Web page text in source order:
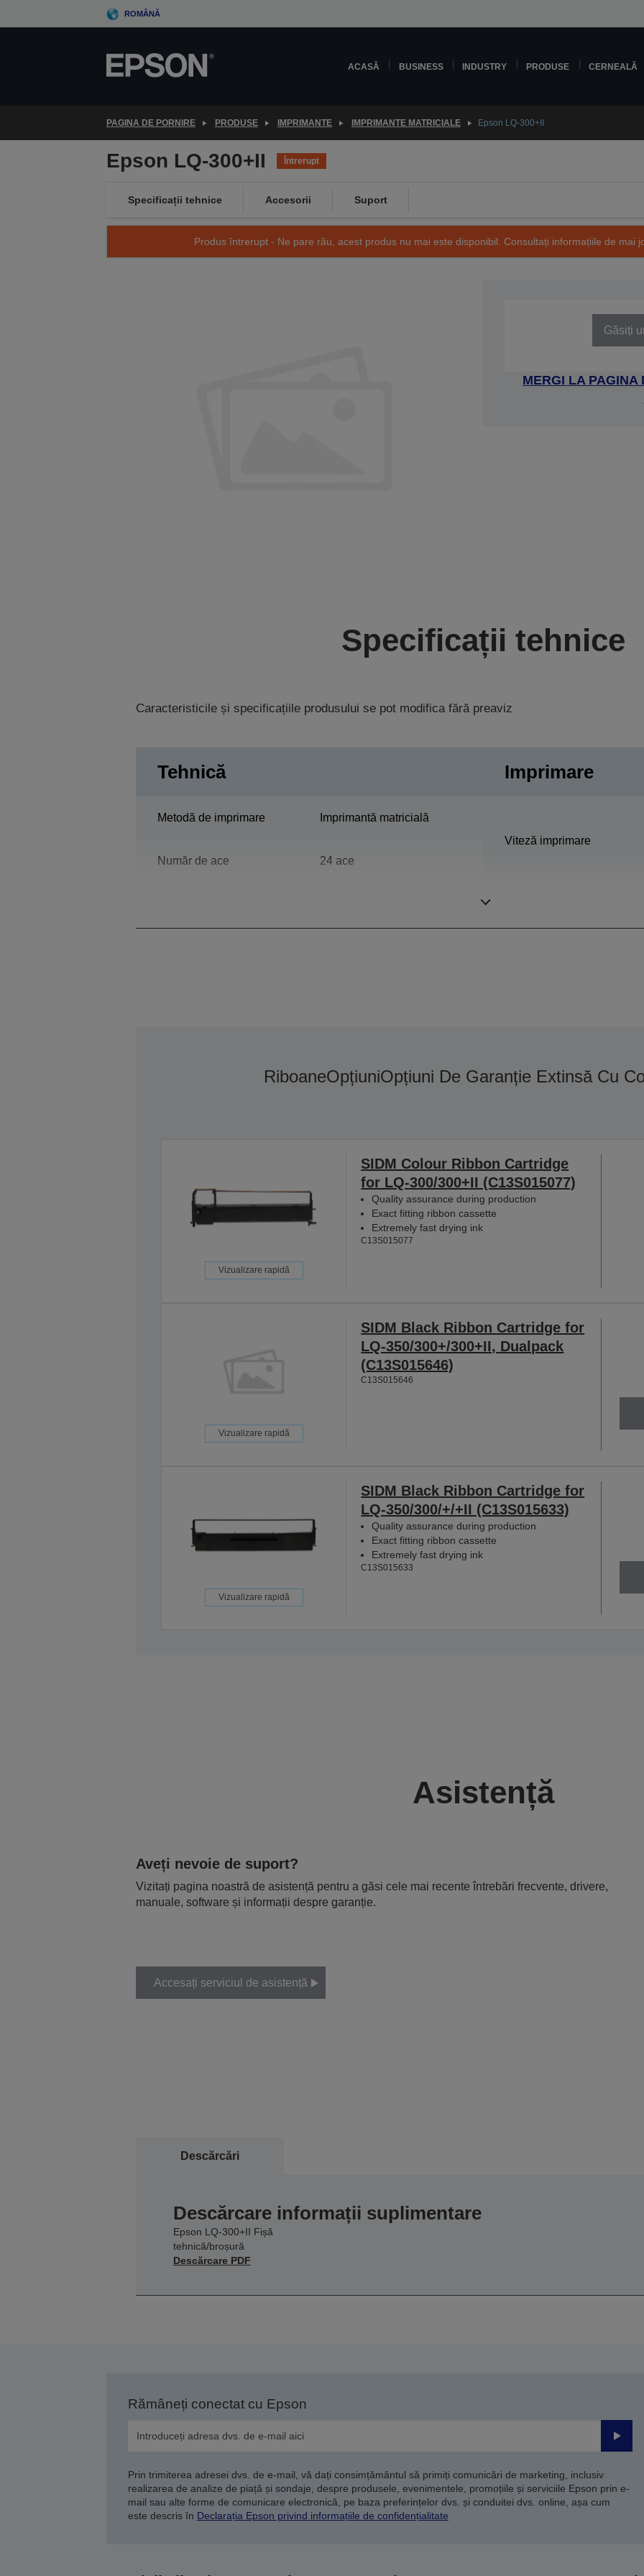
to
ROMÂNĂ
ACASĂ BUSINESS INDUSTRY PRODUSE CERNEALĂ
PAGINA DE PORNIRE PRODUSE IMPRIMANTE IMPRIMANTE MATRICIALE Epson LQ-300+II
Epson LQ-300+II Întrerupt
Specificații tehnice Accesorii Suport
Produs întrerupt - Ne pare rău, acest produs nu mai este disponibil. Consultați informațiile de mai
Găsiți
MERGI LA PAGINA
Specificații tehnice
Caracteristicile și specificațiile produsului se pot modifica fără preaviz
Tehnică
Metodă de imprimare Imprimantă matricială
Număr de ace 24 ace
Imprimare
Viteză imprimare
RiboaneOpțiuniOpțiuni De Garanție Extinsă Cu
Vizualizare rapidă
SIDM Colour Ribbon Cartridge
for LQ-300/300+II (C13S015077)
Quality assurance during production
Exact fitting ribbon cassette
Extremely fast drying ink
C13S015077
Vizualizare rapidă
SIDM Black Ribbon Cartridge for
LQ-350/300+/300+II, Dualpack
(C13S015646)
C13S015646
Vizualizare rapidă
SIDM Black Ribbon Cartridge for
LQ-350/300/+/+II (C13S015633)
Quality assurance during production
Exact fitting ribbon cassette
Extremely fast drying ink
C13S015633
Asistență
Aveți nevoie de suport?
Vizitați pagina noastră de asistență pentru a găsi cele mai recente întrebări frecvente, drivere,
manuale, software și informații despre garanție.
Accesați serviciul de asistență
Descărcări
Descărcare informații suplimentare
Epson LQ-300+II Fișă
tehnică/broșură
Descărcare PDF
Rămâneți conectat cu Epson
Prin trimiterea adresei dvs. de e-mail, vă dați consimțământul să primiți comunicări de marketing, inclusiv
realizarea de analize de piață și sondaje, despre produsele, evenimentele, promoțiile și serviciile Epson prin e-
mail sau alte forme de comunicare electronică, pe baza preferințelor dvs. și conduitei dvs. online, așa cum
este descris în Declarația Epson privind informațiile de confidențialitate